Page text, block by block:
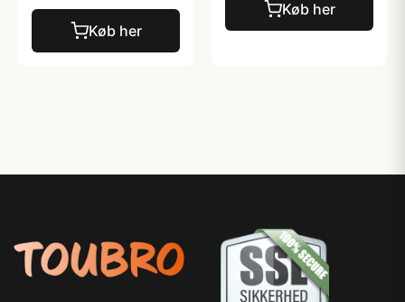
Køb her
Køb her